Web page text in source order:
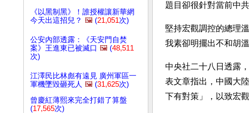
《以黑制黑》！誰授權讓新華網
今天出這招兒？ 🖼️ (21,051次)
公安內部透露：《天安門自焚
案》王進東已被滅口 🖼️ (48,511
次)
江澤民比林彪有遠見 廣州軍區一
軍機墜毀砸死人 🖼️ (31,625次)
曾慶紅薄熙來完全打錯了算盤
(17,565次)
題目卻很針對當前中共
堅持宏觀調控的總理
我素卻明擺出不和胡
中央社二十八日透露
表文章指出，中國大
下有對策」，以致宏